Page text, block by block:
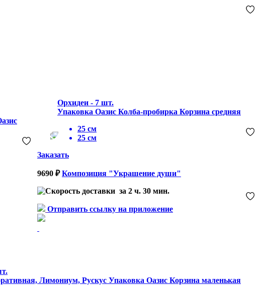
Орхидеи - 7 шт.
Упаковка Оазис Колба-пробирка Корзина средняя
25 см
25 см
Заказать
9690 ₽ Композиция "Украшение души"
за 2 ч. 30 мин.
Отправить ссылку на приложение
Лимониум, Рускус Упаковка Оазис Корзина маленькая